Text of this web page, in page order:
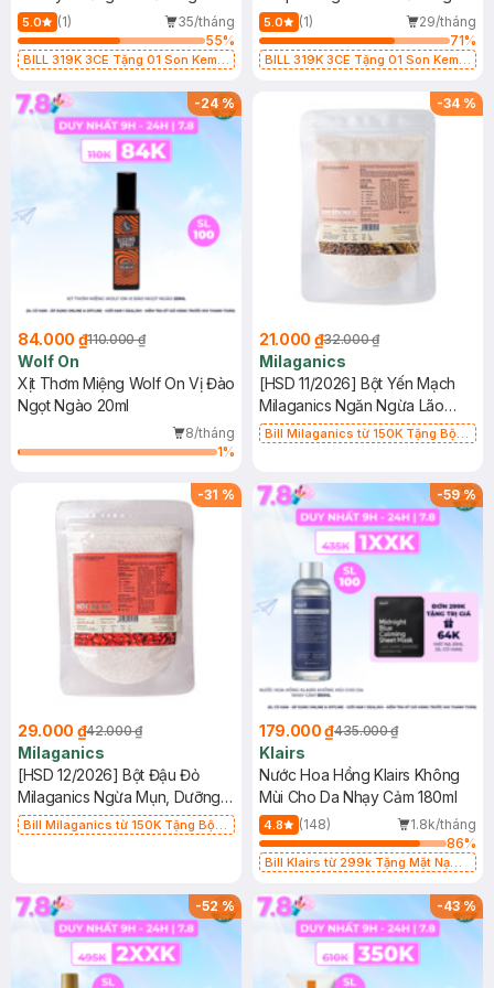
5.0 (1)
35/tháng
55%
BILL 319K 3CE Tặng 01 Son Kem
1.5g (SL có hạn)
5.0 (1)
29/tháng
71%
BILL 319K 3CE Tặng 01 Son Kem
-24%
84.000 ₫110.000 ₫
Wolf On
Xịt Thơm Miệng Wolf On Vị Đào
Ngọt Ngào 20ml
8/tháng
1%
-34 %
21.000 ₫32.000 ₫
Milaganics
[HSD 11/2026] Bột Yến Mạch
Milaganics Ngăn Ngừa Lão
Hóa & Mụn 100g (Túi)
Bill Milaganics từ 150K Tặng Bột
-31 %
29.000 ₫42.000 ₫
Milaganics
[HSD 12/2026] Bột Đậu Đỏ
Milaganics Ngừa Mụn, Dưỡng
Sáng Da 100g (Túi)
Bill Milaganics từ 150K Tặng Bột
-59%
179.000 ₫435.000 ₫
Klairs
Nước Hoa Hồng Klairs Không
Mùi Cho Da Nhạy Cảm 180ml
4.8 (148)
1.8k/tháng
86%
Bill Klairs từ 299k Tặng Mặt Nạ
25ml (SL Có Hạn)
-52% -43%